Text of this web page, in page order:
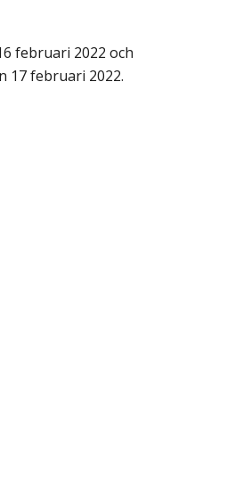
februari 2022 och
17 februari 2022.